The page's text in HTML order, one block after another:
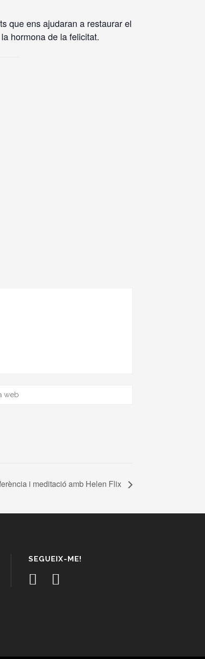
que ens ajudaran a restaurar el
hormona de la felicitat.
i meditació amb Helen Flix
SEGUEIX-ME!